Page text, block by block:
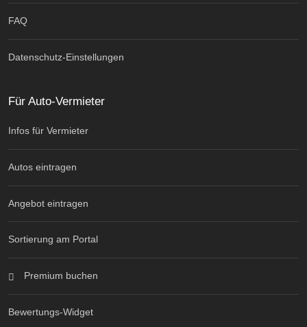
FAQ
Datenschutz-Einstellungen
Für Auto-Vermieter
Infos für Vermieter
Autos eintragen
Angebot eintragen
Sortierung am Portal
Premium buchen
Bewertungs-Widget